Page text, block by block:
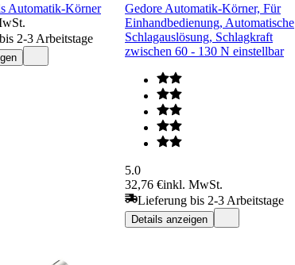
Automatik-Körner
2-3 Arbeitstage
Gedore Automatik-Körner, Für
Einhandbedienung, Automatische
Schlagauslösung, Schlagkraft
zwischen 60 - 130 N einstellbar
5.0
32,76 €inkl. MwSt.
Lieferung bis 2-3 Arbeitstage
Details anzeigen